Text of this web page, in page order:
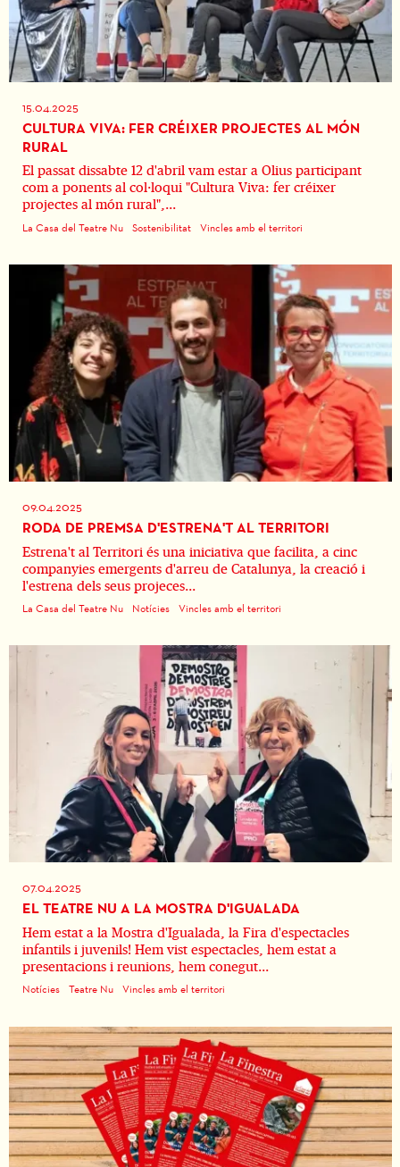
15.04.2025
CULTURA VIVA: FER CRÉIXER PROJECTES AL MÓN
RURAL
El passat dissabte 12 d'abril vam estar a Olius participant
com a ponents al col·loqui "Cultura Viva: fer créixer
projectes al món rural",...
La Casa del Teatre Nu Sostenibilitat Vincles amb el territori
09.04.2025
RODA DE PREMSA D'ESTRENA'T AL TERRITORI
Estrena't al Territori és una iniciativa que facilita, a cinc
companyies emergents d'arreu de Catalunya, la creació i
l'estrena dels seus projeces...
La Casa del Teatre Nu Notícies Vincles amb el territori
07.04.2025
EL TEATRE NU A LA MOSTRA D'IGUALADA
Hem estat a la Mostra d'Igualada, la Fira d'espectacles
infantils i juvenils! Hem vist espectacles, hem estat a
presentacions i reunions, hem conegut...
Notícies Teatre Nu Vincles amb el territori